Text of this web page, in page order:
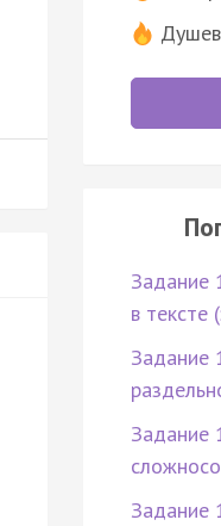
Задание
в тексте
Задание
Задание
Задание